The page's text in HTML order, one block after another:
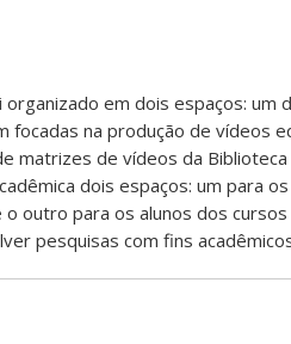
em dois espaços: um
focadas na produção de vídeos
matrizes de vídeos da Biblioteca
dois espaços: um para
outro para os alunos dos
pesquisas com fins